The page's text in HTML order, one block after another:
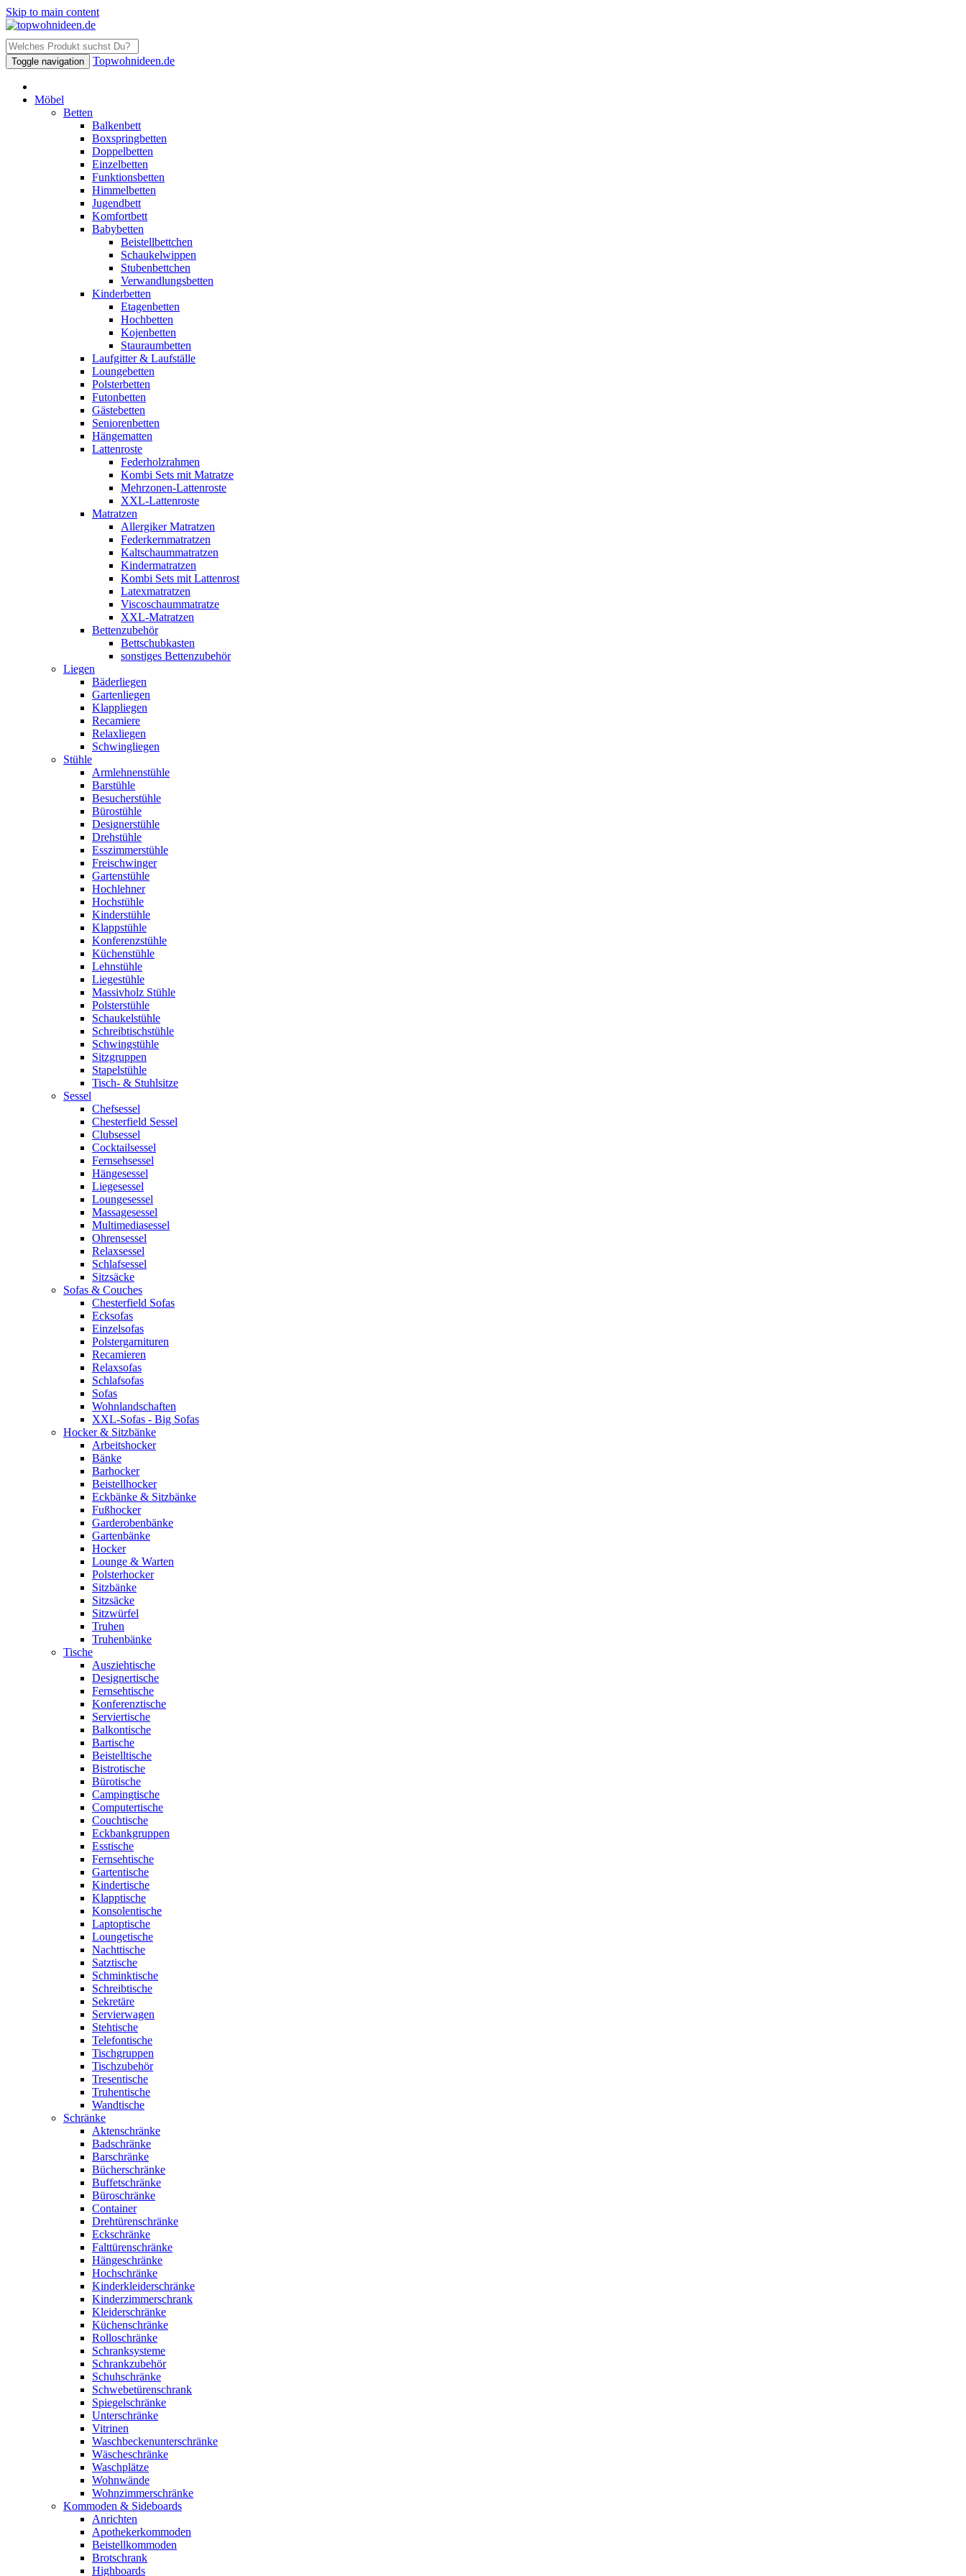
Skip to main content
Toggle navigation Topwohnideen.de
Möbel
Betten
Balkenbett
Boxspringbetten
Doppelbetten
Einzelbetten
Funktionsbetten
Himmelbetten
Jugendbett
Komfortbett
Babybetten
Beistellbettchen
Schaukelwippen
Stubenbettchen
Verwandlungsbetten
Kinderbetten
Etagenbetten
Hochbetten
Kojenbetten
Stauraumbetten
Laufgitter & Laufställe
Loungebetten
Polsterbetten
Futonbetten
Gästebetten
Seniorenbetten
Hängematten
Lattenroste
Federholzrahmen
Kombi Sets mit Matratze
Mehrzonen-Lattenroste
XXL-Lattenroste
Matratzen
Allergiker Matratzen
Federkernmatratzen
Kaltschaummatratzen
Kindermatratzen
Kombi Sets mit Lattenrost
Latexmatratzen
Viscoschaummatratze
XXL-Matratzen
Bettenzubehör
Bettschubkasten
sonstiges Bettenzubehör
Liegen
Bäderliegen
Gartenliegen
Klappliegen
Recamiere
Relaxliegen
Schwingliegen
Stühle
Armlehnenstühle
Barstühle
Besucherstühle
Bürostühle
Designerstühle
Drehstühle
Esszimmerstühle
Freischwinger
Gartenstühle
Hochlehner
Hochstühle
Kinderstühle
Klappstühle
Konferenzstühle
Küchenstühle
Lehnstühle
Liegestühle
Massivholz Stühle
Polsterstühle
Schaukelstühle
Schreibtischstühle
Schwingstühle
Sitzgruppen
Stapelstühle
Tisch- & Stuhlsitze
Sessel
Chefsessel
Chesterfield Sessel
Clubsessel
Cocktailsessel
Fernsehsessel
Hängesessel
Liegesessel
Loungesessel
Massagesessel
Multimediasessel
Ohrensessel
Relaxsessel
Schlafsessel
Sitzsäcke
Sofas & Couches
Chesterfield Sofas
Ecksofas
Einzelsofas
Polstergarnituren
Recamieren
Relaxsofas
Schlafsofas
Sofas
Wohnlandschaften
XXL-Sofas - Big Sofas
Hocker & Sitzbänke
Arbeitshocker
Bänke
Barhocker
Beistellhocker
Eckbänke & Sitzbänke
Fußhocker
Garderobenbänke
Gartenbänke
Hocker
Lounge & Warten
Polsterhocker
Sitzbänke
Sitzsäcke
Sitzwürfel
Truhen
Truhenbänke
Tische
Ausziehtische
Designertische
Fernsehtische
Konferenztische
Serviertische
Balkontische
Bartische
Beistelltische
Bistrotische
Bürotische
Campingtische
Computertische
Couchtische
Eckbankgruppen
Esstische
Fernsehtische
Gartentische
Kindertische
Klapptische
Konsolentische
Laptoptische
Loungetische
Nachttische
Satztische
Schminktische
Schreibtische
Sekretäre
Servierwagen
Stehtische
Telefontische
Tischgruppen
Tischzubehör
Tresentische
Truhentische
Wandtische
Schränke
Aktenschränke
Badschränke
Barschränke
Bücherschränke
Buffetschränke
Büroschränke
Container
Drehtürenschränke
Eckschränke
Falttürenschränke
Hängeschränke
Hochschränke
Kinderkleiderschränke
Kinderzimmerschrank
Kleiderschränke
Küchenschränke
Rolloschränke
Schranksysteme
Schrankzubehör
Schuhschränke
Schwebetürenschrank
Spiegelschränke
Unterschränke
Vitrinen
Waschbeckenunterschränke
Wäscheschränke
Waschplätze
Wohnwände
Wohnzimmerschränke
Kommoden & Sideboards
Anrichten
Apothekerkommoden
Beistellkommoden
Brotschrank
Highboards